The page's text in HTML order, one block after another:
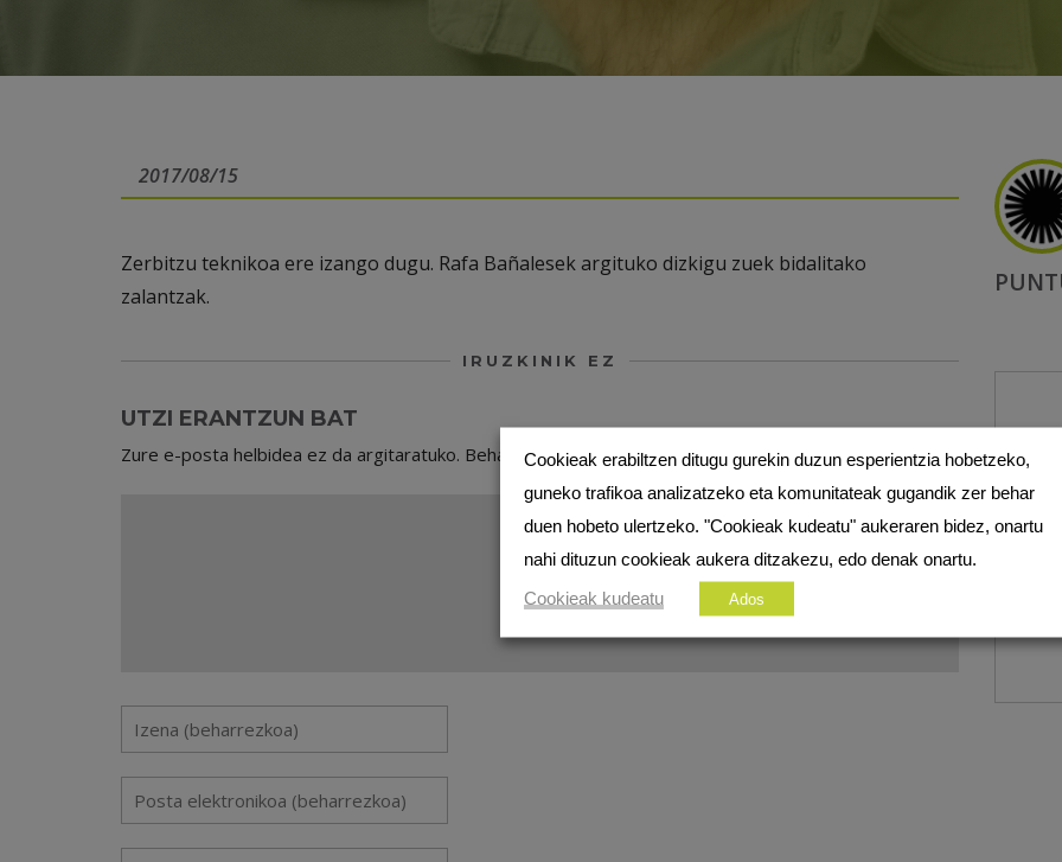
2017/08/15
Zerbitzu teknikoa ere izango dugu. Rafa Bañalesek argituko dizkigu zuek bidalitako
zalantzak.
IRUZKINIK EZ
UTZI ERANTZUN BAT
Zure e-posta helbidea ez da argitaratuko. Beharrezko eremuak*markatuta daude
Cookieak erabiltzen ditugu gurekin duzun esperientzia hobetzeko,
guneko trafikoa analizatzeko eta komunitateak gugandik zer behar
duen hobeto ulertzeko. "Cookieak kudeatu" aukeraren bidez, onartu
nahi dituzun cookieak aukera ditzakezu, edo denak onartu.
Cookieak kudeatu Ados